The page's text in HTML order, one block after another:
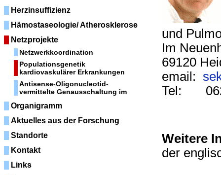
Herzinsuffizienz
Hämostaseologie/ Atherosklerose
Netzprojekte
Netzwerkkoordination
Populationsgenetik
kardiovaskulärer Erkrankungen
Antisense-Oligonucleotid-
vermittelte Genausschaltung im
Organigramm
Aktuelles aus der Forschung
Standorte
Kontakt
Links
und
Im
69120
email:
Tel:
Weitere
der